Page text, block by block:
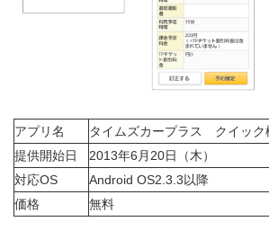
アプリ名
タイムズカープラス クイック
提供開始日
2013年6月20日（木）
対応OS
Android OS2.3.3以降
価格
無料